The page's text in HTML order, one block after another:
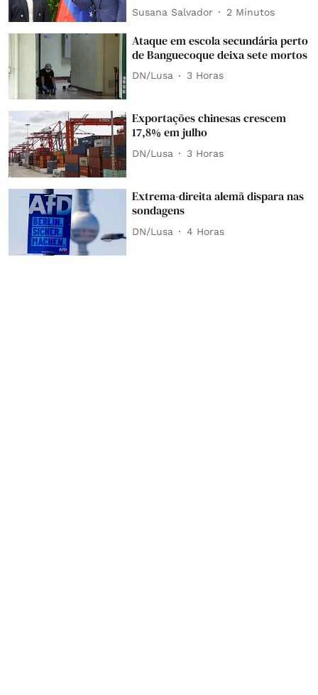
Susana Salvador 2 Minutos
Ataque em escola secundária perto
de Banguecoque deixa sete mortos
DN/Lusa 3 Horas
Exportações chinesas crescem
17,8% em julho
DN/Lusa 3 Horas
Extrema-direita alemã dispara nas
sondagens
DN/Lusa 4 Horas